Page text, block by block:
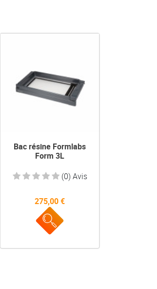
Aperçu rapide
Bac résine Formlabs
Form 3L
(0) Avis
Prix
275,00 €